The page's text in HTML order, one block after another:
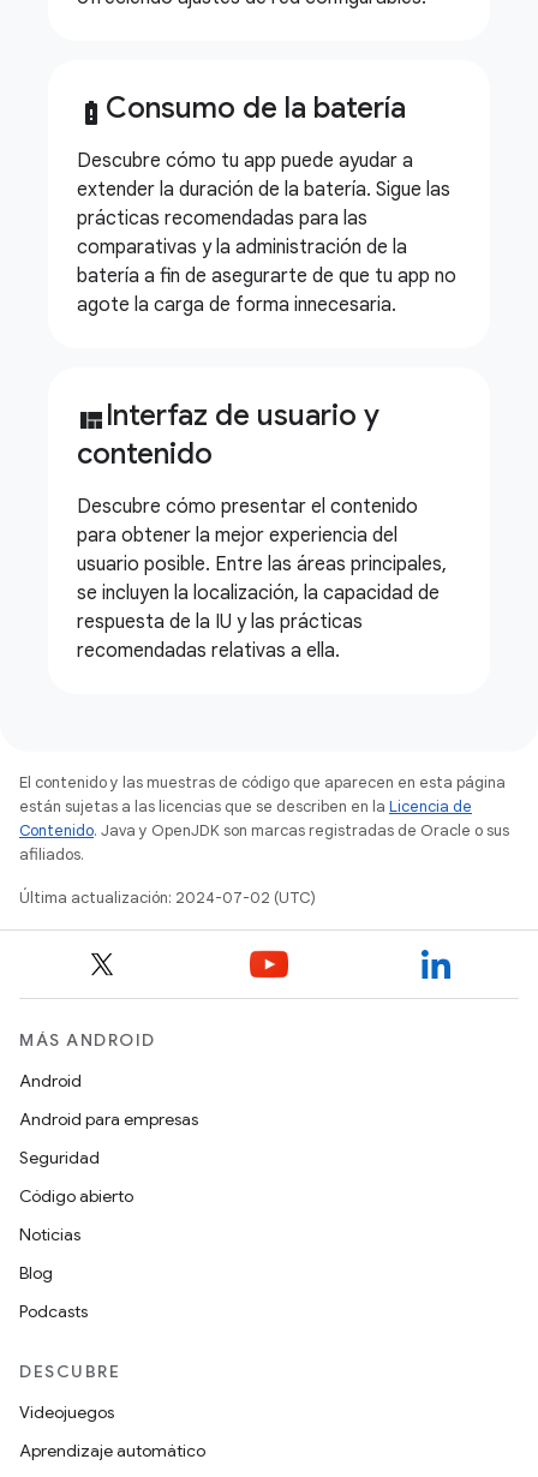
battery_alert Consumo de la batería
Descubre cómo tu app puede ayudar a
extender la duración de la batería. Sigue las
prácticas recomendadas para las
comparativas y la administración de la
batería a fin de asegurarte de que tu app no
agote la carga de forma innecesaria.
view_quilt Interfaz de usuario y
contenido
Descubre cómo presentar el contenido
para obtener la mejor experiencia del
usuario posible. Entre las áreas principales,
se incluyen la localización, la capacidad de
respuesta de la IU y las prácticas
recomendadas relativas a ella.
El contenido y las muestras de código que aparecen en esta página
están sujetas a las licencias que se describen en la Licencia de
Contenido. Java y OpenJDK son marcas registradas de Oracle o sus
afiliados.
Última actualización: 2024-07-02 (UTC)
MÁS ANDROID
Android
Android para empresas
Seguridad
Código abierto
Noticias
Blog
Podcasts
DESCUBRE
Videojuegos
Aprendizaje automático